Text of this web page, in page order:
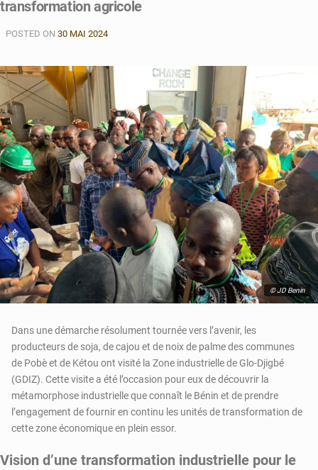
transformation agricole
POSTED ON 30 MAI 2024
© JD Benin
Dans une démarche résolument tournée vers l’avenir, les
producteurs de soja, de cajou et de noix de palme des communes
de Pobè et de Kétou ont visité la Zone industrielle de Glo-Djigbé
(GDIZ). Cette visite a été l’occasion pour eux de découvrir la
métamorphose industrielle que connaît le Bénin et de prendre
l’engagement de fournir en continu les unités de transformation de
cette zone économique en plein essor.
Vision d’une transformation industrielle pour le